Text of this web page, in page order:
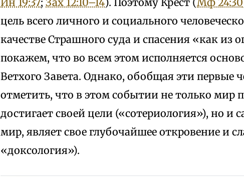
цель всего личного и социального
качестве Страшного суда и спасения «как из
покажем, что во всем этом исполняется
Ветхого Завета. Однако, обобщая эти первые
отметить, что в этом событии не только
достигает своей цели («сотериология»), но и
мир, являет свое глубочайшее откровение и
«доксология»).